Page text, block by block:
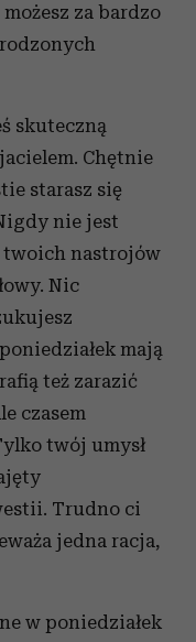
za bardzo
skuteczną
Chętnie
starasz się
nie jest
twoich nastrojów
Nic
mają
też zarazić
czasem
twój umysł
Trudno ci
jedna racja,
w poniedziałek